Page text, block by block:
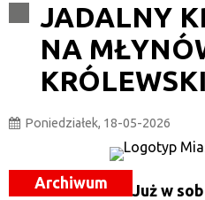
JADALNY
NA
Poniedziałek, 18-05-2026
Archiwum
Już w